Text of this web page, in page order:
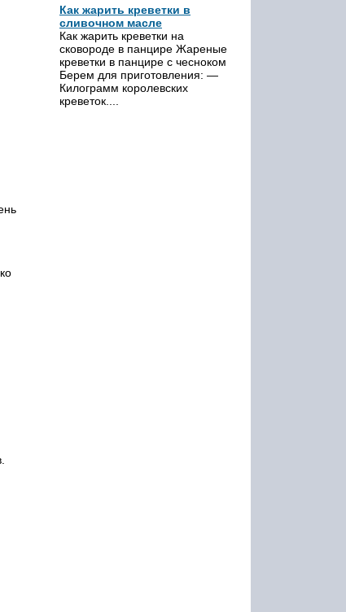
Как жарить креветки в
сливочном масле
Как жарить креветки на
сковороде в панцире Жареные
креветки в панцире с чесноком
Берем для приготовления: —
Килограмм королевских
креветок....